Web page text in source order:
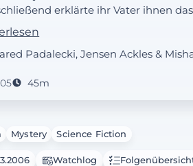
erklärte ihr Vater ihnen das
das in den dunklen Ecken und auf
lebt und wie man es tötet.
Brüder das Land und
Padalecki, Jensen Ackles &
45m
Mystery Science Fiction
Watchlog